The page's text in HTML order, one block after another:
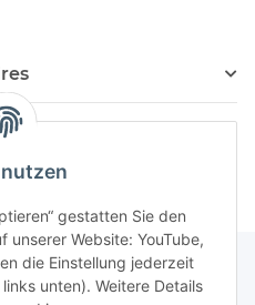
gestatten Sie den
unserer Website: YouTube,
die Einstellung jederzeit
unten). Weitere Details